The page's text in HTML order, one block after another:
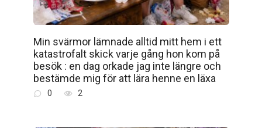
Min svärmor lämnade alltid mitt hem i ett
katastrofalt skick varje gång hon kom på
besök : en dag orkade jag inte längre och
bestämde mig för att lära henne en läxa
0 2